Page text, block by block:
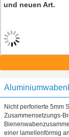
und neuen Art.
Nicht perforierte 5mm
Zusammensetzungs-
einer lamellenförmig